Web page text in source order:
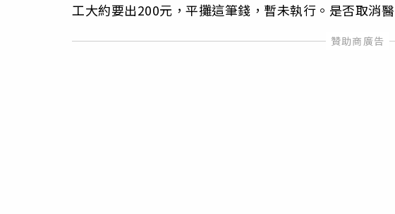
工大約要出200元，平攤這筆錢，暫未執行。是否取消